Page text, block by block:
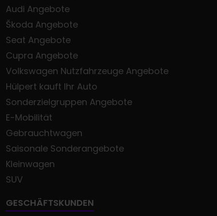
Audi Angebote
Škoda Angebote
Seat Angebote
Cupra Angebote
Volkswagen Nutzfahrzeuge Angebote
Hülpert kauft Ihr Auto
Sonderzielgruppen Angebote
E-Mobilität
Gebrauchtwagen
Saisonale Sonderangebote
Kleinwagen
SUV
GESCHÄFTSKUNDEN